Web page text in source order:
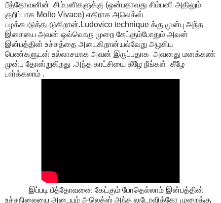
பீத்தோவனின் சிம்பனிகளுக்கு (ஒன்பதாவது சிம்பனி அதிலும்
குறிப்பாக Molto Vivace) எதிராக அலெக்ஸ்
பழக்கபடுத்தபடுகிறான்.Ludovico technique க்கு முன்பு அந்த
இசையை அவன் ஒவ்வொரு முறை கேட்கும்போதும் அவன்
இன்பத்தின் உச்சத்தை அடைகிறான்.பல்வேறு அழகிய
பெண்களுடன் உல்லாசமாக அவன் இருப்பதாக அவனது மனக்கண்
முன்பு தோன்றுகிறது .அந்த காட்சியை கீழே நீங்கள் கீழே
பார்க்கலாம் .
இப்படி பீத்தோவனை கேட்கும் போதெல்லாம் இன்பத்தின்
உச்சநிலையை அடையும் அலெக்ஸ் அந்த லுடோவிக்கோ முறைக்கு